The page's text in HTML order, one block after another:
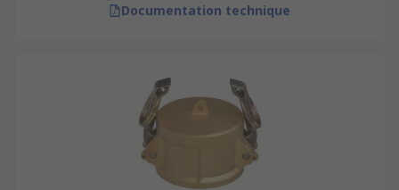
Documentation technique